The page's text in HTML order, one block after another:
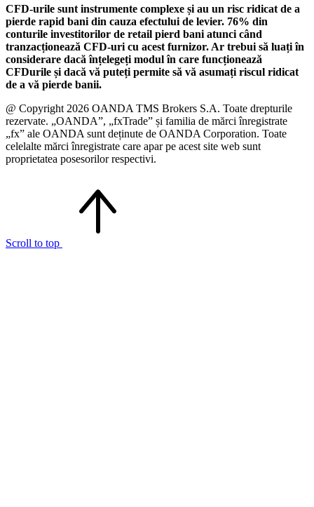
CFD-urile sunt instrumente complexe și au un risc ridicat de a
pierde rapid bani din cauza efectului de levier. 76% din
conturile investitorilor de retail pierd bani atunci când
tranzacționează CFD-uri cu acest furnizor. Ar trebui să luați în
considerare dacă înțelegeți modul în care funcționează
CFDurile și dacă vă puteți permite să vă asumați riscul ridicat
de a vă pierde banii.
@ Copyright 2026 OANDA TMS Brokers S.A. Toate drepturile
rezervate. „OANDA”, „fxTrade” și familia de mărci înregistrate
„fx” ale OANDA sunt deținute de OANDA Corporation. Toate
celelalte mărci înregistrate care apar pe acest site web sunt
proprietatea posesorilor respectivi.
Scroll to top